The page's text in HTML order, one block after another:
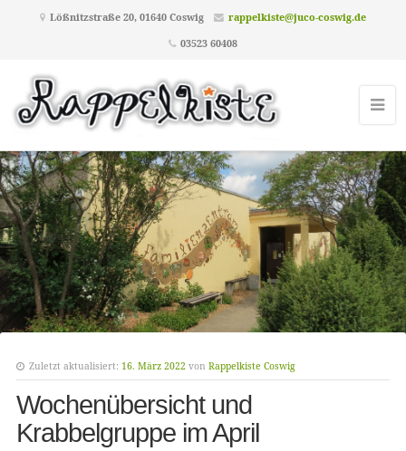
Lößnitzstraße 20, 01640 Coswig
rappelkiste@juco-coswig.de
03523 60408
Zuletzt aktualisiert: 16. März 2022 von Rappelkiste Coswig
Wochenübersicht und
Krabbelgruppe im April